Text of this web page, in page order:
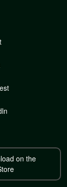
on the